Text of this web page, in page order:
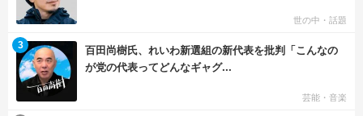
世の中・話題
百田尚樹氏、れいわ新選組の新代表を批判「こんなの
が党の代表ってどんなギャグ...
芸能・音楽
3